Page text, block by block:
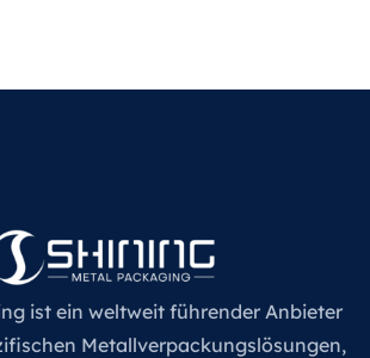
ist ein weltweit führender Anbieter
Metallverpackungslösungen,